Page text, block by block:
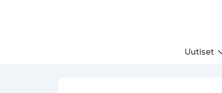
Päänavigaatio
Uutiset